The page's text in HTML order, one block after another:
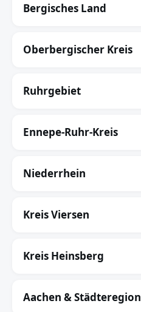
Bergisches Land
Oberbergischer Kreis
Ruhrgebiet
Ennepe-Ruhr-Kreis
Niederrhein
Kreis Viersen
Kreis Heinsberg
Aachen & Städteregion